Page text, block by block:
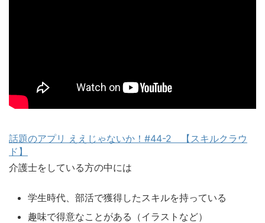
話題のアプリ ええじゃないか！#44-2 【スキルクラウ
ド】
介護士をしている方の中には
学生時代、部活で獲得したスキルを持っている
趣味で得意なことがある（イラストなど）